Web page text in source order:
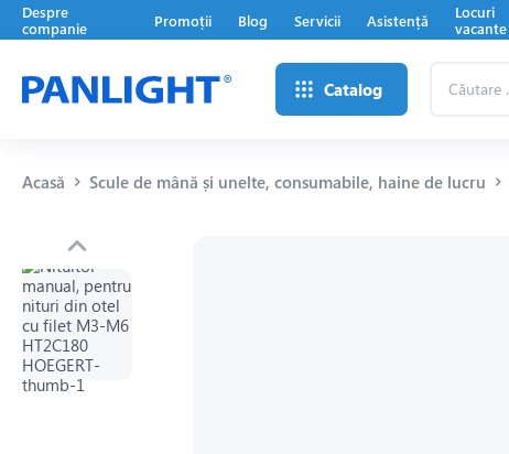
Despre
companie
Promoții Blog Servicii Asistență
Locuri
vacante
Catalog
Acasă Scule de mână și unelte, consumabile, haine de lucru